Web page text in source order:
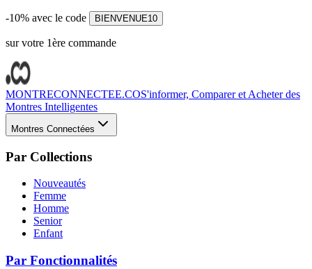
-10% avec le code BIENVENUE10
sur votre 1ère commande
MONTRECONNECTEE.COS'informer, Comparer et Acheter des
Montres Intelligentes
Montres Connectées
Par Collections
Nouveautés
Femme
Homme
Senior
Enfant
Par Fonctionnalités